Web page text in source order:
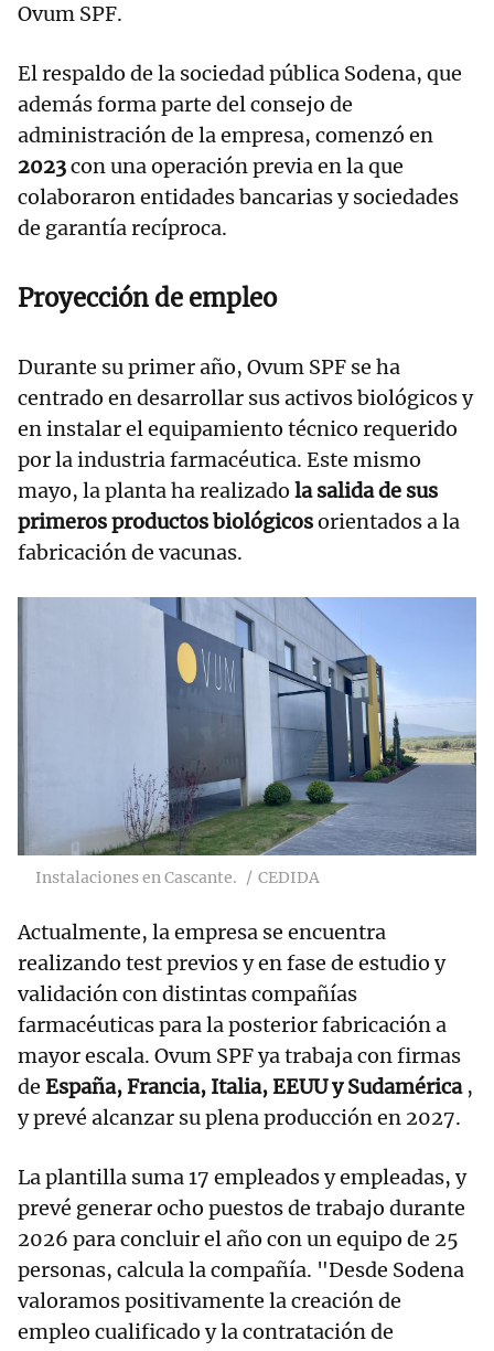
Ovum SPF.
El respaldo de la sociedad pública Sodena, que
además forma parte del consejo de
administración de la empresa, comenzó en
2023con una operación previa en la que
colaboraron entidades bancarias y sociedades
de garantía recíproca.
Proyección de empleo
Durante su primer año, Ovum SPF se ha
centrado en desarrollar sus activos biológicos y
en instalar el equipamiento técnico requerido
por la industria farmacéutica. Este mismo
mayo, la planta ha realizado la salida de sus
primeros productos biológicosorientados a la
fabricación de vacunas.
Instalaciones en Cascante. CEDIDA
Actualmente, la empresa se encuentra
realizando test previos y en fase de estudio y
validación con distintas compañías
farmacéuticas para la posterior fabricación a
mayor escala. Ovum SPF ya trabaja con firmas
de España, Francia, Italia, EEUU y Sudamérica,
y prevé alcanzar su plena producción en 2027.
La plantilla suma 17 empleados y empleadas, y
prevé generar ocho puestos de trabajo durante
2026 para concluir el año con un equipo de 25
personas, calcula la compañía. "Desde Sodena
valoramos positivamente la creación de
empleo cualificado y la contratación de